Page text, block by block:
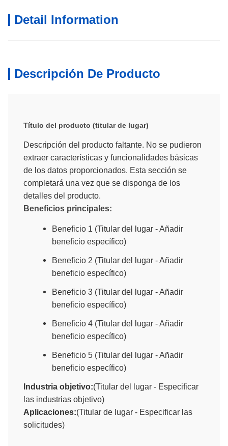
Detail Information
Descripción De Producto
Título del producto (titular de lugar)
Descripción del producto faltante. No se pudieron
extraer características y funcionalidades básicas
de los datos proporcionados. Esta sección se
completará una vez que se disponga de los
detalles del producto.
Beneficios principales:
Beneficio 1 (Titular del lugar - Añadir
beneficio específico)
Beneficio 2 (Titular del lugar - Añadir
beneficio específico)
Beneficio 3 (Titular del lugar - Añadir
beneficio específico)
Beneficio 4 (Titular del lugar - Añadir
beneficio específico)
Beneficio 5 (Titular del lugar - Añadir
beneficio específico)
Industria objetivo:(Titular del lugar - Especificar
las industrias objetivo)
Aplicaciones:(Titular de lugar - Especificar las
solicitudes)